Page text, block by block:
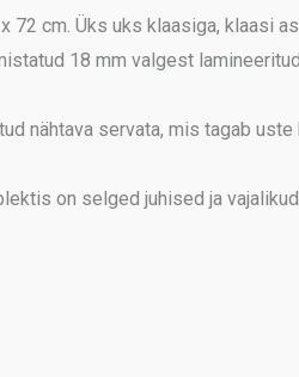
72 cm. Üks uks klaasiga, klaasi
18 mm valgest
nähtava servata, mis tagab
on selged juhised ja